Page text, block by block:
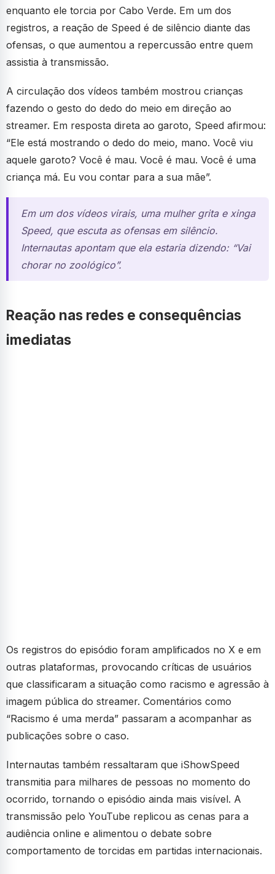
enquanto ele torcia por Cabo Verde. Em um dos
registros, a reação de Speed é de silêncio diante das
ofensas, o que aumentou a repercussão entre quem
assistia à transmissão.
A circulação dos vídeos também mostrou crianças
fazendo o gesto do dedo do meio em direção ao
streamer. Em resposta direta ao garoto, Speed afirmou:
“Ele está mostrando o dedo do meio, mano. Você viu
aquele garoto? Você é mau. Você é mau. Você é uma
criança má. Eu vou contar para a sua mãe”.
Em um dos vídeos virais, uma mulher grita e xinga
Speed, que escuta as ofensas em silêncio.
Internautas apontam que ela estaria dizendo: “Vai
chorar no zoológico”.
Reação nas redes e consequências
imediatas
Os registros do episódio foram amplificados no X e em
outras plataformas, provocando críticas de usuários
que classificaram a situação como racismo e agressão à
imagem pública do streamer. Comentários como
“Racismo é uma merda” passaram a acompanhar as
publicações sobre o caso.
Internautas também ressaltaram que iShowSpeed
transmitia para milhares de pessoas no momento do
ocorrido, tornando o episódio ainda mais visível. A
transmissão pelo YouTube replicou as cenas para a
audiência online e alimentou o debate sobre
comportamento de torcidas em partidas internacionais.